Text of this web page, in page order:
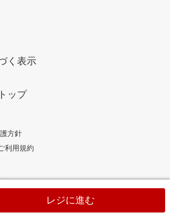
レジに進む
く表示
ップ
方針
利用規約